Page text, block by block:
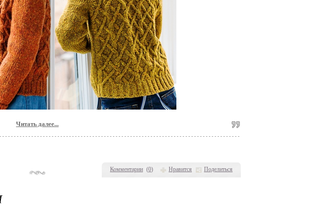
Комментарии (0) Нравится Поделиться
Читать далее...